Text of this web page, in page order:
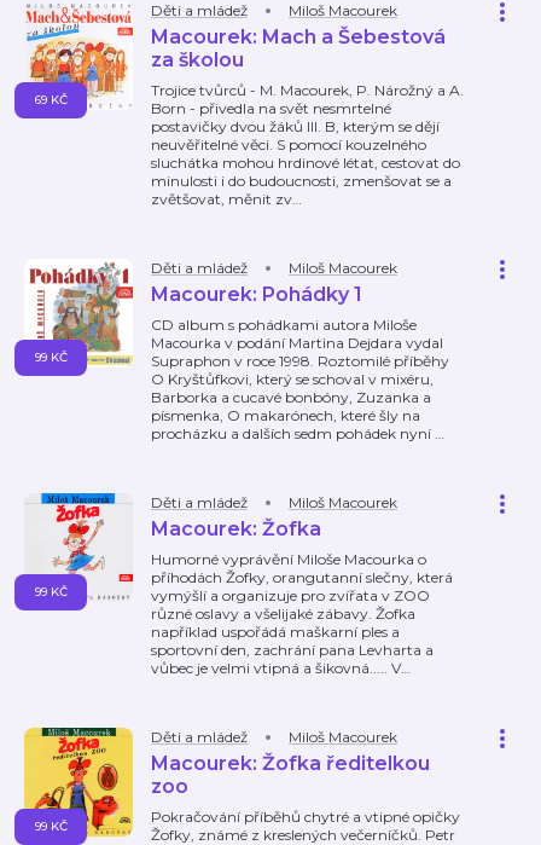
Děti a mládež Miloš Macourek
Macourek: Mach a Šebestová
za školou
Trojice tvůrců - M. Macourek, P. Nárožný a A.
Born - přivedla na svět nesmrtelné
postavičky dvou žáků III. B, kterým se dějí
neuvěřitelné věci. S pomocí kouzelného
sluchátka mohou hrdinové létat, cestovat do
minulosti i do budoucnosti, zmenšovat se a
zvětšovat, měnit zv…
69 KČ
Děti a mládež Miloš Macourek
Macourek: Pohádky 1
CD album s pohádkami autora Miloše
Macourka v podání Martina Dejdara vydal
Supraphon v roce 1998. Roztomilé příběhy
O Kryštůfkovi, který se schoval v mixéru,
Barborka a cucavé bonbóny, Zuzanka a
písmenka, O makarónech, které šly na
procházku a dalších sedm pohádek nyní …
99 KČ
Děti a mládež Miloš Macourek
Macourek: Žofka
Humorné vyprávění Miloše Macourka o
příhodách Žofky, orangutanní slečny, která
vymýšlí a organizuje pro zvířata v ZOO
různé oslavy a všelijaké zábavy. Žofka
například uspořádá maškarní ples a
sportovní den, zachrání pana Levharta a
vůbec je velmi vtipná a šikovná..... V…
99 KČ
Děti a mládež Miloš Macourek
Macourek: Žofka ředitelkou
zoo
Pokračování příběhů chytré a vtipné opičky
Žofky, známé z kreslených večerníčků. Petr
99 KČ